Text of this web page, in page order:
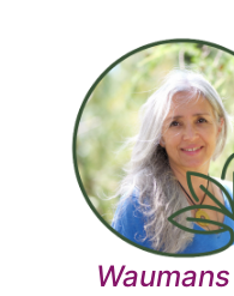
Waumans